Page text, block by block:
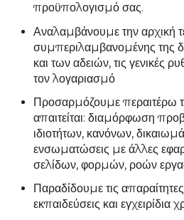
προϋπολογισμό σας.
Αναλαμβάνουμε την αρχική
συμπεριλαμβανομένης της
και των αδειών, τις γενικές
τον λογαριασμό
Προσαρμόζουμε περαιτέρω
απαιτείται: διαμόρφωση
ιδιοτήτων, κανόνων,
ενσωματώσεις με άλλες
σελίδων, φορμών, ροών
Παραδίδουμε τις
εκπαιδεύσεις και εγχειρίδια